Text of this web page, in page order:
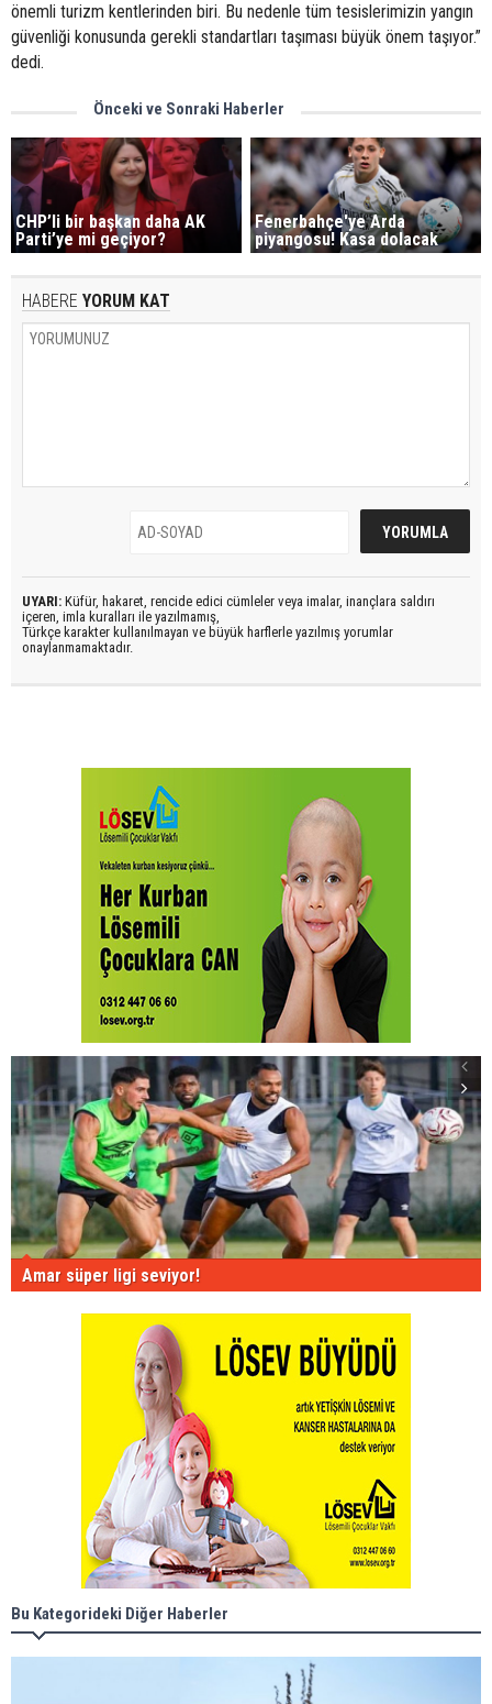
önemli turizm kentlerinden biri. Bu nedenle tüm tesislerimizin yangın
güvenliği konusunda gerekli standartları taşıması büyük önem taşıyor.”
dedi.
Önceki ve Sonraki Haberler
CHP’li bir başkan daha AK
Parti’ye mi geçiyor?
Fenerbahçe'ye Arda
piyangosu! Kasa dolacak
HABERE YORUM KAT
UYARI: Küfür, hakaret, rencide edici cümleler veya imalar, inançlara saldırı
içeren, imla kuralları ile yazılmamış,
Türkçe karakter kullanılmayan ve büyük harflerle yazılmış yorumlar
onaylanmamaktadır.
Amar süper ligi seviyor!
Bu Kategorideki Diğer Haberler